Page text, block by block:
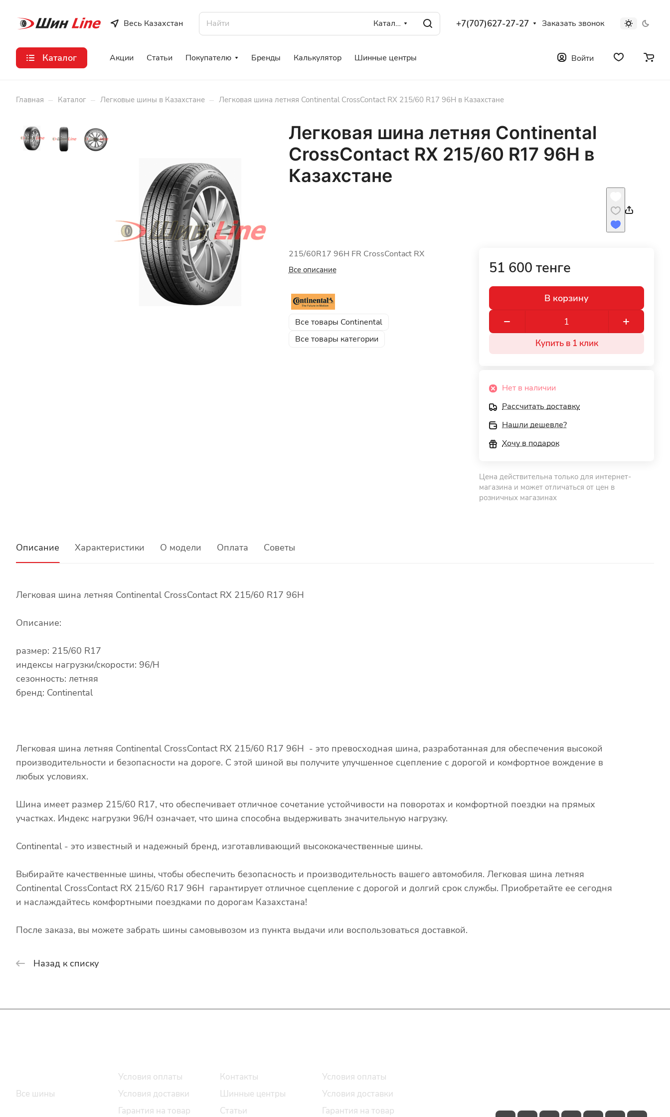
Весь Казахстан Каталог +7(707)627-27-27 Заказать звонок
Каталог Акции Статьи Покупателю Бренды Калькулятор Шинные центры Войти
Главная – Каталог – Легковые шины в Казахстане – Легковая шина летняя Continental CrossContact RX 215/60 R17 96H в Казахстане
Легковая шина летняя Continental
CrossContact RX 215/60 R17 96H в
Казахстане
215/60R17 96H FR CrossContact RX
Все описание
Все товары Continental
Все товары категории
51 600 тенге
В корзину
Купить в 1 клик
Нет в наличии
Рассчитать доставку
Нашли дешевле?
Хочу в подарок
Цена действительна только для интернет-
магазина и может отличаться от цен в
розничных магазинах
Описание Характеристики О модели Оплата Советы
Легковая шина летняя Continental CrossContact RX 215/60 R17 96H
Описание:
размер: 215/60 R17
индексы нагрузки/скорости: 96/H
сезонность: летняя
бренд: Continental
Легковая шина летняя Continental CrossContact RX 215/60 R17 96H - это превосходная шина, разработанная для обеспечения высокой
производительности и безопасности на дороге. С этой шиной вы получите улучшенное сцепление с дорогой и комфортное вождение в
любых условиях.
Шина имеет размер 215/60 R17, что обеспечивает отличное сочетание устойчивости на поворотах и комфортной поездки на прямых
участках. Индекс нагрузки 96/H означает, что шина способна выдерживать значительную нагрузку.
Continental - это известный и надежный бренд, изготавливающий высококачественные шины.
Выбирайте качественные шины, чтобы обеспечить безопасность и производительность вашего автомобиля. Легковая шина летняя
Continental CrossContact RX 215/60 R17 96H гарантирует отличное сцепление с дорогой и долгий срок службы. Приобретайте ее сегодня
и наслаждайтесь комфортными поездками по дорогам Казахстана!
После заказа, вы можете забрать шины самовывозом из пункта выдачи или воспользоваться доставкой.
Назад к списку
Все шины
Условия оплаты
Условия доставки
Гарантия на товар
Контакты
Шинные центры
Статьи
Условия оплаты
Условия доставки
Гарантия на товар